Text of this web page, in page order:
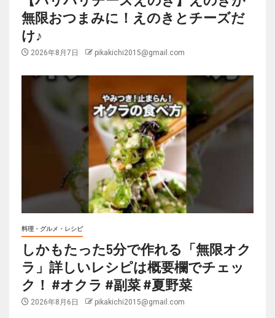
無限おつまみに！えのきとチーズだ
け♪
2026年8月7日 pikakichi2015@gmail.com
料理・グルメ・レシピ
しかもたった5分で作れる「無限オク
ラ」詳しいレシピは概要欄でチェッ
ク！ #オクラ #副菜 #夏野菜
2026年8月6日 pikakichi2015@gmail.com